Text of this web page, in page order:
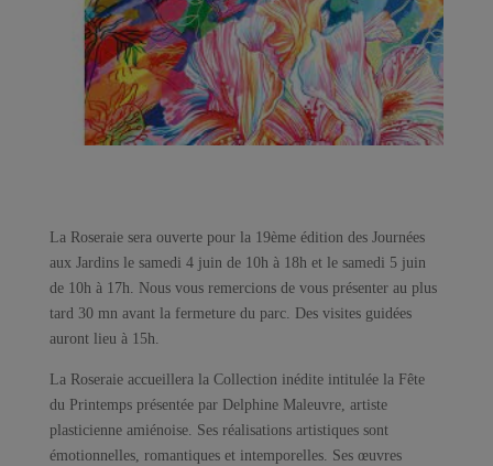
La Roseraie sera ouverte pour la 19ème édition des Journées
aux Jardins le samedi 4 juin de 10h à 18h et le samedi 5 juin
de 10h à 17h. Nous vous remercions de vous présenter au plus
tard 30 mn avant la fermeture du parc. Des visites guidées
auront lieu à 15h.
La Roseraie accueillera la Collection inédite intitulée la Fête
du Printemps présentée par Delphine Maleuvre, artiste
plasticienne amiénoise. Ses réalisations artistiques sont
émotionnelles, romantiques et intemporelles. Ses œuvres